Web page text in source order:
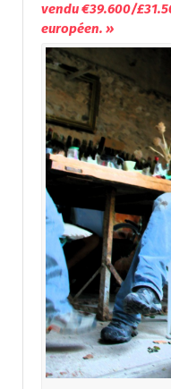
vendu €39.600/
européen. »